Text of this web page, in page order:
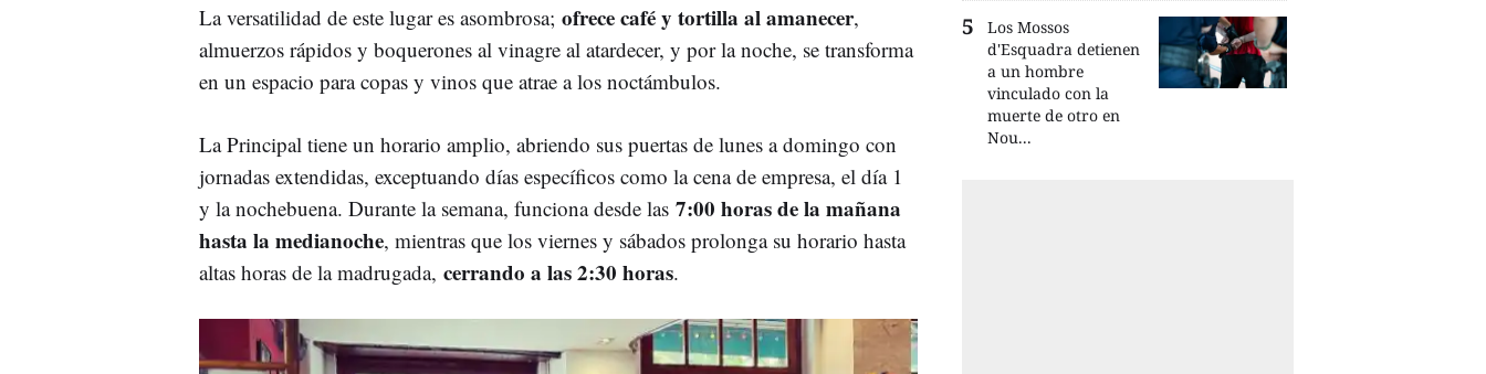
La versatilidad de este lugar es asombrosa; ofrece café y tortilla al amanecer,
almuerzos rápidos y boquerones al vinagre al atardecer, y por la noche, se transforma
en un espacio para copas y vinos que atrae a los noctámbulos.
La Principal tiene un horario amplio, abriendo sus puertas de lunes a domingo con
jornadas extendidas, exceptuando días específicos como la cena de empresa, el día 1
y la nochebuena. Durante la semana, funciona desde las 7:00 horas de la mañana
hasta la medianoche, mientras que los viernes y sábados prolonga su horario hasta
altas horas de la madrugada, cerrando a las 2:30 horas.
Los Mossos
d'Esquadra detienen
a un hombre
vinculado con la
muerte de otro en
Nou...